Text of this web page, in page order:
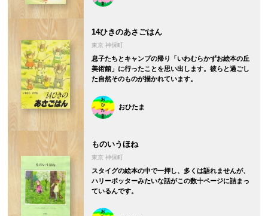
14ひきのあさごはん
東京 神保町
息子たちとキャンプの帰り「いわむらかずお絵本の丘
美術館」に行ったことを思い出します。彼らと過ごし
た自然そのものが描かれています。
おひたま
ものいうほね
東京 神保町
スタイグの絵本の中で一押し、多くは語れませんが、
ハリーポッターみたいな話がこの数十ページに詰まっ
ているんです。